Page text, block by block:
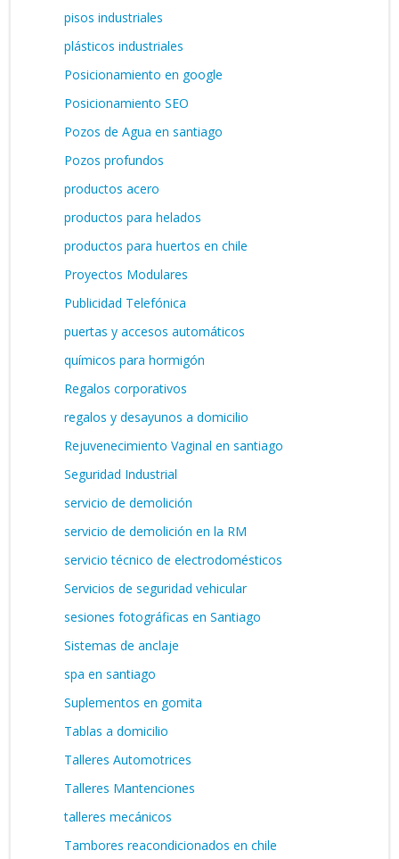
pisos industriales
plásticos industriales
Posicionamiento en google
Posicionamiento SEO
Pozos de Agua en santiago
Pozos profundos
productos acero
productos para helados
productos para huertos en chile
Proyectos Modulares
Publicidad Telefónica
puertas y accesos automáticos
químicos para hormigón
Regalos corporativos
regalos y desayunos a domicilio
Rejuvenecimiento Vaginal en santiago
Seguridad Industrial
servicio de demolición
servicio de demolición en la RM
servicio técnico de electrodomésticos
Servicios de seguridad vehicular
sesiones fotográficas en Santiago
Sistemas de anclaje
spa en santiago
Suplementos en gomita
Tablas a domicilio
Talleres Automotrices
Talleres Mantenciones
talleres mecánicos
Tambores reacondicionados en chile